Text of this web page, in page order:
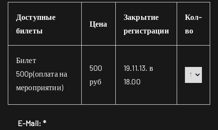
Доступные
билеты
Цена
Закрытие
регистрации
Кол-
во
Билет
500р(оплата на
мероприятии)
500
руб
19.11.13. в
18.00
E-Mail:*